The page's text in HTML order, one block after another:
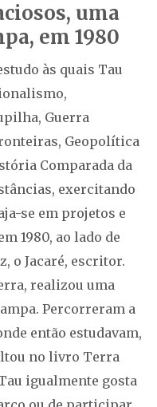
uma
em 1980
às quais Tau
Guerra
Geopolítica
Comparada da
exercitando
se em projetos e
1980, ao lado de
o Jacaré, escritor.
realizou uma
Percorreram a
então estudavam,
no livro Terra
igualmente gosta